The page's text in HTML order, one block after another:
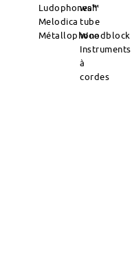
Ludophones™
Melodica
Métallophone
wah
tube
Woodblock
Instruments
à
cordes